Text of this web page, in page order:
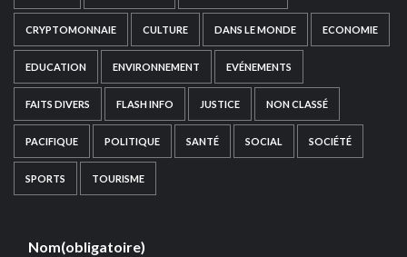
CRYPTOMONNAIE CULTURE DANS LE MONDE ECONOMIE
EDUCATION ENVIRONNEMENT EVÉNEMENTS
FAITS DIVERS FLASH INFO JUSTICE NON CLASSÉ
PACIFIQUE POLITIQUE SANTÉ SOCIAL SOCIÉTÉ
SPORTS TOURISME
Nom(obligatoire)